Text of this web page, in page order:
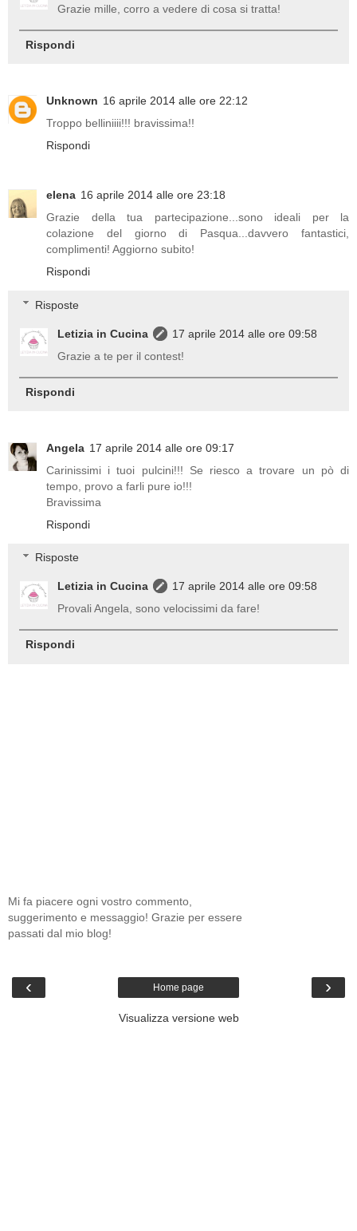
Grazie mille, corro a vedere di cosa si tratta!
Rispondi
Unknown 16 aprile 2014 alle ore 22:12
Troppo belliniiii!!! bravissima!!
Rispondi
elena 16 aprile 2014 alle ore 23:18
Grazie della tua partecipazione...sono ideali per la
colazione del giorno di Pasqua...davvero fantastici,
complimenti! Aggiorno subito!
Rispondi
Risposte
Letizia in Cucina
17 aprile 2014 alle ore 09:58
Grazie a te per il contest!
Rispondi
Angela 17 aprile 2014 alle ore 09:17
Carinissimi i tuoi pulcini!!! Se riesco a trovare un pò di
tempo, provo a farli pure io!!!
Bravissima
Rispondi
Risposte
Letizia in Cucina
17 aprile 2014 alle ore 09:58
Provali Angela, sono velocissimi da fare!
Rispondi
Mi fa piacere ogni vostro commento,
suggerimento e messaggio! Grazie per essere
passati dal mio blog!
‹ ›
Home page
Visualizza versione web